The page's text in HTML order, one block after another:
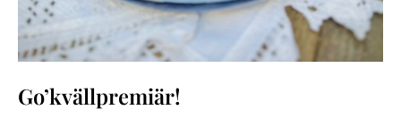
Go’kvällpremiär!